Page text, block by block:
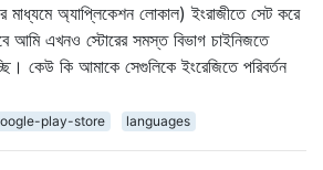
মাধ্যমে অ্যাপ্লিকেশন লোকাল) ইংরাজীতে সেট করে
আমি এখনও স্টোরের সমস্ত বিভাগ চাইনিজতে
কেউ কি আমাকে সেগুলিকে ইংরেজিতে পরিবর্তন
play-store languages